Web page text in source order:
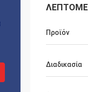
Προϊόν
Διαδικασία